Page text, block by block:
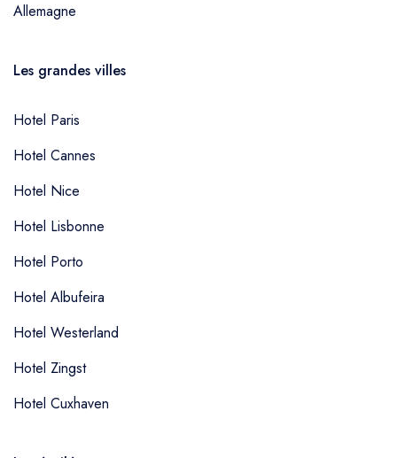
Allemagne
Les grandes villes
Hotel Paris
Hotel Cannes
Hotel Nice
Hotel Lisbonne
Hotel Porto
Hotel Albufeira
Hotel Westerland
Hotel Zingst
Hotel Cuxhaven